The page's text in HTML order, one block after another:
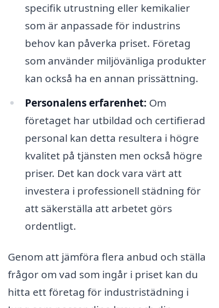
specifik utrustning eller kemikalier
som är anpassade för industrins
behov kan påverka priset. Företag
som använder miljövänliga produkter
kan också ha en annan prissättning.
Personalens erfarenhet: Om
företaget har utbildad och certifierad
personal kan detta resultera i högre
kvalitet på tjänsten men också högre
priser. Det kan dock vara värt att
investera i professionell städning för
att säkerställa att arbetet görs
ordentligt.
Genom att jämföra flera anbud och ställa
frågor om vad som ingår i priset kan du
hitta ett företag för industristädning i